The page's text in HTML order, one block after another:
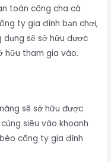
toàn công cha cá
ty gia đình bạn chơi,
sẽ sở hữu được
hữu tham gia vào.
sẽ sở hữu được
siêu vào khoanh
công ty gia đình